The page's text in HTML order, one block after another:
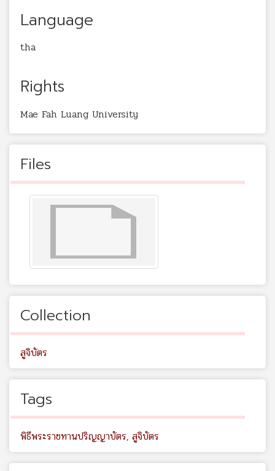
Language
tha
Rights
Mae Fah Luang University
Files
Collection
สูจิบัตร
Tags
พิธีพระราชทานปริญญาบัตร, สูจิบัตร